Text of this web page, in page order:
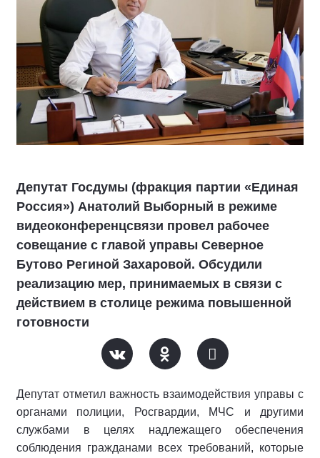
Депутат Госдумы (фракция партии «Единая
Россия») Анатолий Выборный в режиме
видеоконференцсвязи провел рабочее
совещание с главой управы Северное
Бутово Региной Захаровой. Обсудили
реализацию мер, принимаемых в связи с
действием в столице режима повышенной
готовности
Депутат отметил важность взаимодействия управы с
органами полиции, Росгвардии, МЧС и другими
службами в целях надлежащего обеспечения
соблюдения гражданами всех требований, которые